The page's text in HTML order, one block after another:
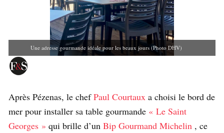
Une adresse gourmande idéale pour les beaux jours (Photo DHV)
Après Pézenas, le chefPaul Courtaux a choisi le bord de
mer pour installer sa table gourmande « Le Saint
Georges » qui brille d’un Bip Gourmand Michelin , ce